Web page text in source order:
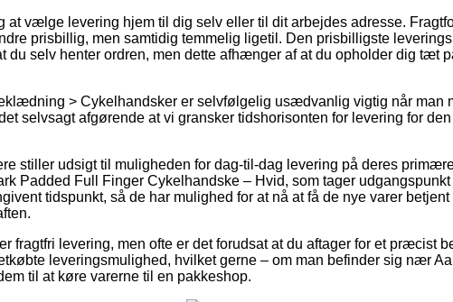
at vælge levering hjem til dig selv eller til dit arbejdes adresse.
prisbillig, men samtidig temmelig ligetil. Den prisbilligste
du selv henter ordren, men dette afhænger af at du opholder dig tæt
> Cykelhandsker er selvfølgelig usædvanlig vigtig når man
selvsagt afgørende at vi gransker tidshorisonten for levering for
stiller udsigt til muligheden for dag-til-dag levering på deres
Padded Full Finger Cykelhandske – Hvid, som tager
tidspunkt, så de har mulighed for at nå at få de nye varer betjent
fragtfri levering, men ofte er det forudsat at du aftager for et præcist
leveringsmulighed, hvilket gerne – om man befinder sig nær
til at køre varerne til en pakkeshop.